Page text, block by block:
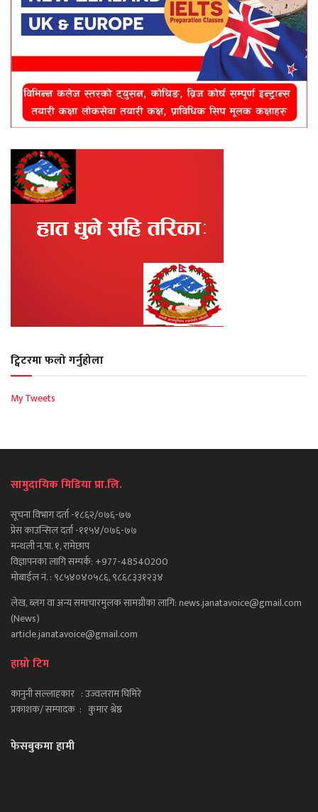
ट्विटरमा फलो गर्नुहोला
My Tweets
सामुदायिक मिडिया प्रा.लि.
सूचना विभाग दर्ता -१८६२/०७६-७७
प्रेस काउन्सिल दर्ता -११५४/०७६-७७
मन्थली न.पा. १, रामेछाप
विज्ञापनका लागि सम्पर्क: +977-48540200
मोबाईल नं. : ९८५४०४०५८६, ९८६८३३१२३४
लेख, ब्लग वा अन्य समाचारमुलक सामग्रीका लागि: news.janatavoice@gmail.com
(News)
article.janatavoice@gmail.com
हाम्रो टिम
कानुनी सल्लाहकार : उज्वलराम घिमिरे
प्रकाशक/ सम्पादक : कुमार श्रेष्ठ
फेसबुकमा हामी